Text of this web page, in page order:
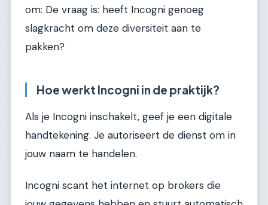
om: De vraag is: heeft Incogni genoeg
slagkracht om deze diversiteit aan te
pakken?
Hoe werkt Incogni in de praktijk?
Als je Incogni inschakelt, geef je een digitale
handtekening. Je autoriseert de dienst om in
jouw naam te handelen.
Incogni scant het internet op brokers die